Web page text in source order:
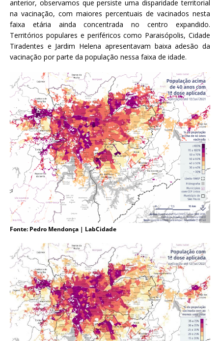
anterior, observamos que persiste uma disparidade territorial
na vacinação, com maiores percentuais de vacinados nesta
faixa etária ainda concentrada no centro expandido.
Territórios populares e periféricos como Paraisópolis, Cidade
Tiradentes e Jardim Helena apresentavam baixa adesão da
vacinação por parte da população nessa faixa de idade.
Fonte: Pedro Mendonça | LabCidade